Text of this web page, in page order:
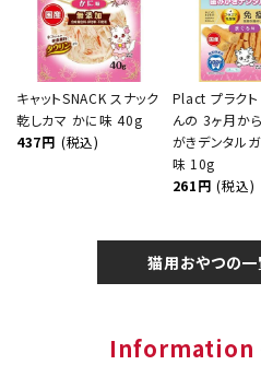
キャットSNACK スナック
乾しカマ かに味 40g
437円 (税込)
Plact プラクト
んの 3ヶ月か
がきデンタル
味 10g
261円 (税込)
猫用おやつの
Information